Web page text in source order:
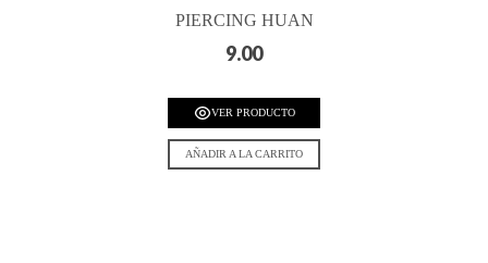
PIERCING HUAN
9.00
VER PRODUCTO
AÑADIR A LA CARRITO